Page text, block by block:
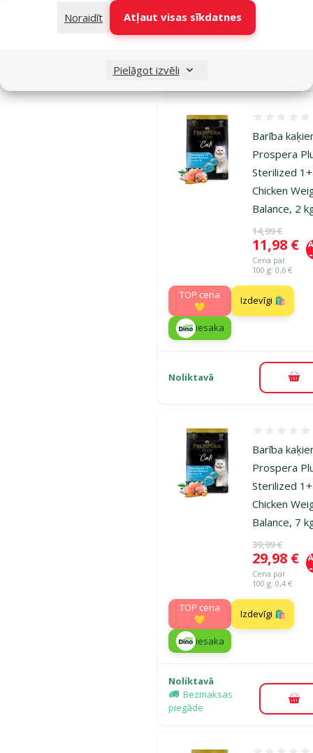
Noraidīt
Atļaut visas sīkdatnes
Pielāgot izvēli
iesaka
Barība
Prospera
Sterilized 1+
Chicken
Balance, 2
Oriģinālā
14,99 €
Cena
11,98 €
Cena par
100 g: 0,6 €
TOP cena
💛
Izdevīgi 🛍️
iesaka
Noliktavā
Barība
Prospera
Sterilized 1+
Chicken
Balance, 7
Oriģinālā
39,99 €
Cena
29,98 €
Cena par
100 g: 0,4 €
TOP cena
💛
Izdevīgi 🛍️
iesaka
Noliktavā
Bezmaksas
piegāde